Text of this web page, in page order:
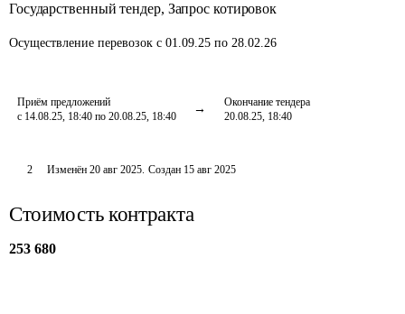
Государственный тендер, Запрос котировок
Осуществление перевозок с 01.09.25 по 28.02.26
Приём предложений
с 14.08.25, 18:40 по 20.08.25, 18:40
Окончание тендера
20.08.25, 18:40
2 Изменён 20 авг 2025. Создан 15 авг 2025
Стоимость контракта
253 680